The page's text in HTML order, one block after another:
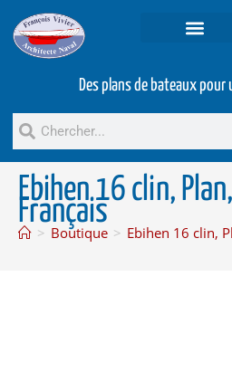
Des plans de bateaux pour
Ebihen 16 clin,
Français
> Boutique > Ebihen 16 clin,